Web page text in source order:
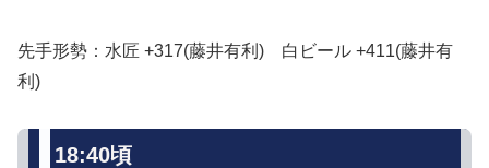
先手形勢：水匠 +317(藤井有利) 白ビール +411(藤井有
利)
18:40頃